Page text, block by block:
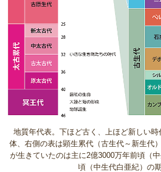
地質年代表。下ほど古く、上ほど新しい
体、右側の表は顕生累代（古生代～新生代
が生きていたのは主に2億3000万年前頃（
頃（中生代白亜紀）の